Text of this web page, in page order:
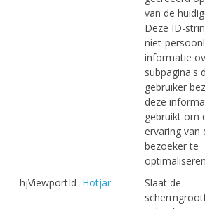
van de
Deze ID-
niet-
informatie
subpagina's
gebruiker
deze
gebruikt om
ervaring van
bezoeker te
hjViewportId Hotjar
Slaat de